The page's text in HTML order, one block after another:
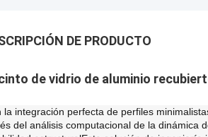
DE PRODUCTO
de vidrio de aluminio
la integración perfecta de perfiles
del análisis computacional de la dinámica